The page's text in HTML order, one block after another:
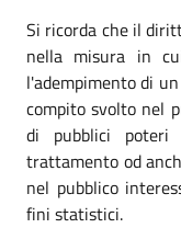
Si ricorda che il
nella misura in
l'adempimento di
compito svolto nel
di pubblici
trattamento od
nel pubblico
fini statistici.